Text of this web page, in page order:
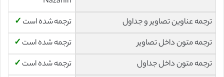
ترجمه عناوین تصاویر و جداول
ترجمه شده است ✓
ترجمه متون داخل تصاویر
ترجمه شده است ✓
ترجمه متون داخل جداول
ترجمه شده است ✓